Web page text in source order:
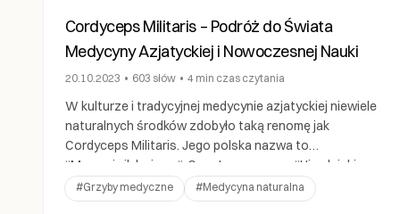
Cordyceps Militaris – Podróż do Świata
Medycyny Azjatyckiej i Nowoczesnej Nauki
20.10.2023 • 603 słów • 4 min czas czytania
W kulturze i tradycyjnej medycynie azjatyckiej niewiele
naturalnych środków zdobyło taką renomę jak
Cordyceps Militaris. Jego polska nazwa to
“Maczużnik bojowy“. Często nazywany “Himalajskim
Złotem” ten niezwykły grzyb posiada bogatą historię
stosowania w praktykach leczniczych na obszarze
#Grzyby medyczne #Medycyna naturalna